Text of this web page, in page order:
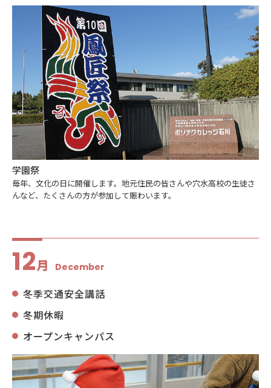
学園祭
毎年、文化の日に開催します。地元住民の皆さんや穴水高校の生徒さ
んなど、たくさんの方が参加して賑わいます。
12月 December
冬季交通安全講話
冬期休暇
オープンキャンパス